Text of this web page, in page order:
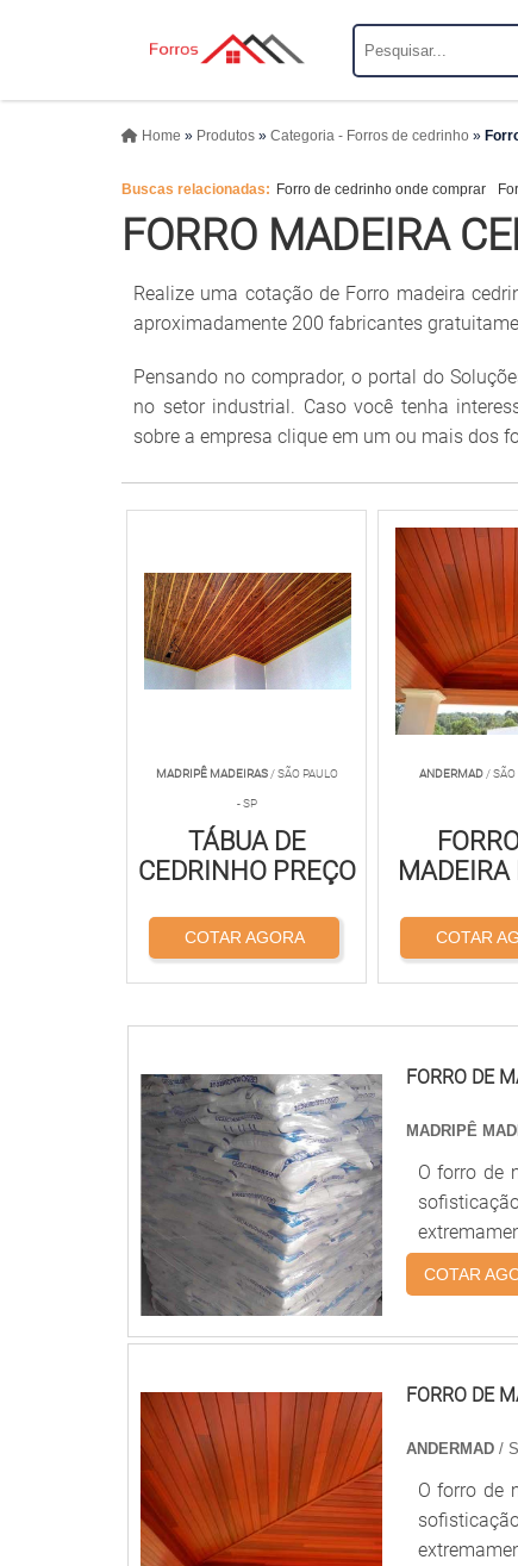
Home » Produtos » Categoria - Forros de cedrinho »
Buscas relacionadas: Forro de cedrinho onde comprar
FORRO MADEIRA
Realize uma cotação de Forro madeira
aproximadamente 200 fabricantes
Pensando no comprador, o portal do
no setor industrial. Caso você tenha
sobre a empresa clique em um ou mais dos
MADRIPÊ MADEIRAS/ SÃO PAULO
- SP
TÁBUA DE
CEDRINHO PREÇO
COTAR AGORA
ANDERMAD / SÃO
MADEIRA
COTAR
FORRO DE
MADRIPÊ
O forro de
Se você
Brasil é a
produtos!
COTAR
FORRO DE
ANDERMAD /
O forro de